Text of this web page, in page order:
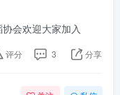
会欢迎大家加入
评分 3 分享